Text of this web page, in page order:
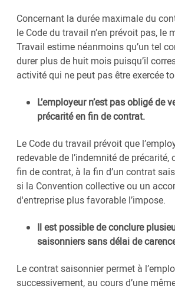
Concernant la durée maximale du
le Code du travail n’en prévoit pas, le
Travail estime néanmoins qu’un tel
durer plus de huit mois puisqu’il
activité qui ne peut pas être exercée
L’employeur n’est pas obligé de
précarité en fin de contrat.
Le Code du travail prévoit que
redevable de l’indemnité de précarité,
fin de contrat, à la fin d’un contrat
si la Convention collective ou un
d'entreprise plus favorable l’impose.
Il est possible de conclure
saisonniers sans délai de
Le contrat saisonnier permet à
successivement, au cours d’une